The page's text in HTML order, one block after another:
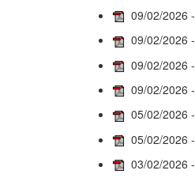
09/02/2026 -
09/02/2026 -
09/02/2026 -
09/02/2026 -
05/02/2026 -
05/02/2026 -
03/02/2026 -